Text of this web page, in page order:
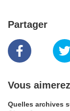
Partager
Vous
Quelles archives